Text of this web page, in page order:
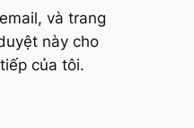
và trang
này cho
của tôi.